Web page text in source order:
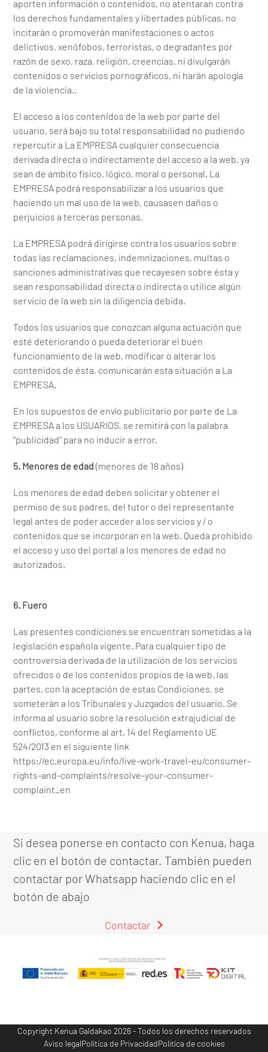
aporten información o contenidos, no atentaran contra
los derechos fundamentales y libertades públicas, no
incitarán o promoverán manifestaciones o actos
delictivos, xenófobos, terroristas, o degradantes por
razón de sexo, raza, religión, creencias, ni divulgarán
contenidos o servicios pornográficos, ni harán apología
de la violencia..
El acceso a los contenidos de la web por parte del
usuario, será bajo su total responsabilidad no pudiendo
repercutir a La EMPRESA cualquier consecuencia
derivada directa o indirectamente del acceso a la web, ya
sean de ámbito físico, lógico, moral o personal. La
EMPRESA podrá responsabilizar a los usuarios que
haciendo un mal uso de la web, causasen daños o
perjuicios a terceras personas.
La EMPRESA podrá dirigirse contra los usuarios sobre
todas las reclamaciones, indemnizaciones, multas o
sanciones administrativas que recayesen sobre ésta y
sean responsabilidad directa o indirecta o utilice algún
servicio de la web sin la diligencia debida.
Todos los usuarios que conozcan alguna actuación que
esté deteriorando o pueda deteriorar el buen
funcionamiento de la web, modificar o alterar los
contenidos de ésta, comunicarán esta situación a La
EMPRESA.
En los supuestos de envío publicitario por parte de La
EMPRESA a los USUARIOS, se remitirá con la palabra
“publicidad” para no inducir a error.
5. Menores de edad(menores de 18 años)
Los menores de edad deben solicitar y obtener el
permiso de sus padres, del tutor o del representante
legal antes de poder acceder a los servicios y / o
contenidos que se incorporan en la web. Queda prohibido
el acceso y uso del portal a los menores de edad no
autorizados.
6. Fuero
Las presentes condiciones se encuentran sometidas a la
legislación española vigente. Para cualquier tipo de
controversia derivada de la utilización de los servicios
ofrecidos o de los contenidos propios de la web, las
partes, con la aceptación de estas Condiciones, se
someterán a los Tribunales y Juzgados del usuario. Se
informa al usuario sobre la resolución extrajudicial de
conflictos, conforme al art. 14 del Reglamento UE
524/2013 en el siguiente link
https://ec.europa.eu/info/live-work-travel-eu/consumer-
rights-and-complaints/resolve-your-consumer-
complaint_en
Si desea ponerse en contacto con Kenua, haga
clic en el botón de contactar. También pueden
contactar por Whatsapp haciendo clic en el
botón de abajo
Contactar
Copyright Kenua Galdakao 2026 - Todos los derechos reservados
Aviso legalPolítica de PrivacidadPolitíca de cookies